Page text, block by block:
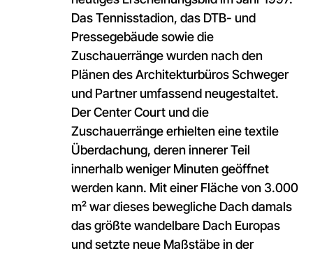
Das Tennisstadion, das DTB- und
Pressegebäude sowie die
Zuschauerränge wurden nach den
Plänen des Architekturbüros Schweger
und Partner umfassend neugestaltet.
Der Center Court und die
Zuschauerränge erhielten eine textile
Überdachung, deren innerer Teil
innerhalb weniger Minuten geöffnet
werden kann. Mit einer Fläche von 3.000
m² war dieses bewegliche Dach damals
das größte wandelbare Dach Europas
und setzte neue Maßstäbe in der